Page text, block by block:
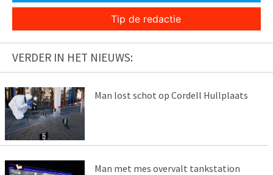
Tip de redactie
VERDER IN HET NIEUWS:
Man lost schot op Cordell Hullplaats
Man met mes overvalt tankstation